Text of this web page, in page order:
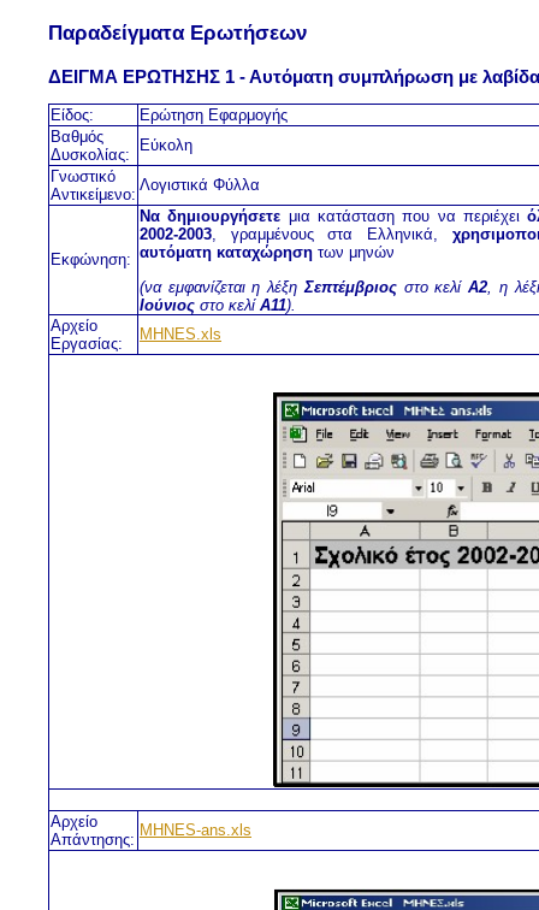
Παραδείγματα Ερωτήσεων
ΔΕΙΓΜΑ ΕΡΩΤΗΣΗΣ 1 - Αυτόματη συμπλήρωση με λαβίδα
Είδος:
Ερώτηση Εφαρμογής
Βαθμός
Δυσκολίας:
Εύκολη
Γνωστικό
Αντικείμενο:
Λογιστικά Φύλλα
Εκφώνηση:
Nα δημιουργήσετε μια κατάσταση που να περιέχει
2002-2003, γραμμένους στα Ελληνικά,
αυτόματη καταχώρηση των μηνών
(να εμφανίζεται η λέξη Σεπτέμβριοςστο κελίΑ2 , η
Ιούνιος στο κελί Α11).
Αρχείο
Εργασίας:
MHNES.xls
Αρχείο
Απάντησης:
MHNES-ans.xls